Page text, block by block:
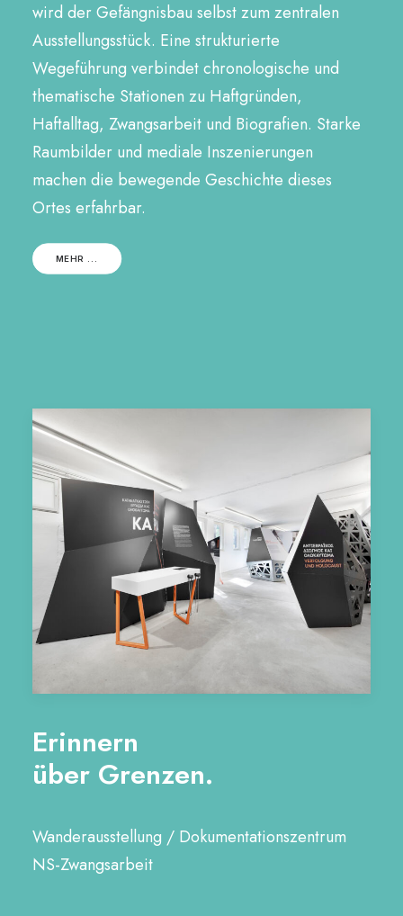
wird der Gefängnisbau selbst zum zentralen
Ausstellungsstück. Eine strukturierte
Wegeführung verbindet chronologische und
thematische Stationen zu Haftgründen,
Haftalltag, Zwangsarbeit und Biografien. Starke
Raumbilder und mediale Inszenierungen
machen die bewegende Geschichte dieses
Ortes erfahrbar.
MEHR ...
Erinnern
über Grenzen.
Wanderausstellung / Dokumentationszentrum
NS-Zwangsarbeit